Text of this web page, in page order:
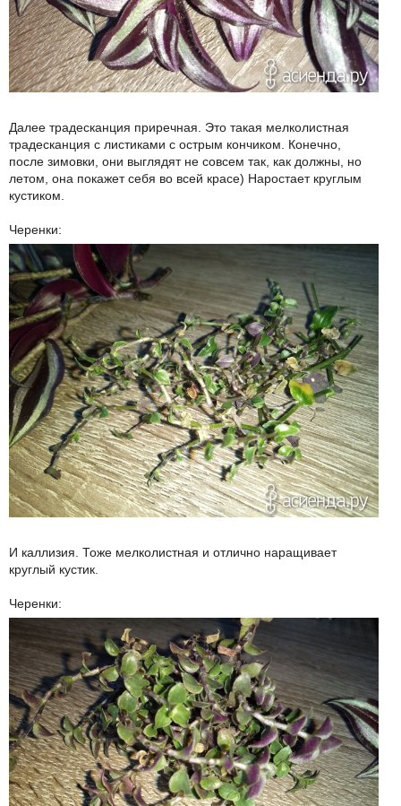
Далее традесканция приречная. Это такая мелколистная
традесканция с листиками с острым кончиком. Конечно,
после зимовки, они выглядят не совсем так, как должны, но
летом, она покажет себя во всей красе) Наростает круглым
кустиком.
Черенки:
И каллизия. Тоже мелколистная и отлично наращивает
круглый кустик.
Черенки: